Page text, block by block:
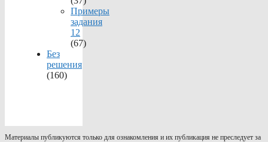
Примеры
задания
12
(67)
Без
решения
(160)
Материалы публикуются только для ознакомления и их публикация не преследует за